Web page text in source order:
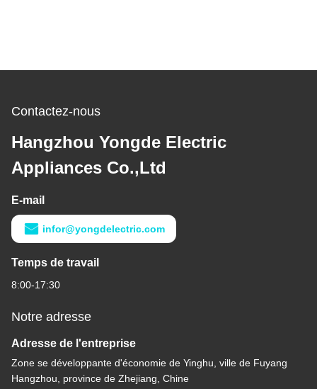
Contactez-nous
Hangzhou Yongde Electric
Appliances Co.,Ltd
E-mail
infor@yongdelectric.com
Temps de travail
8:00-17:30
Notre adresse
Adresse de l'entreprise
Zone se développante d'économie de Yinghu, ville de Fuyang
Hangzhou, province de Zhejiang, Chine